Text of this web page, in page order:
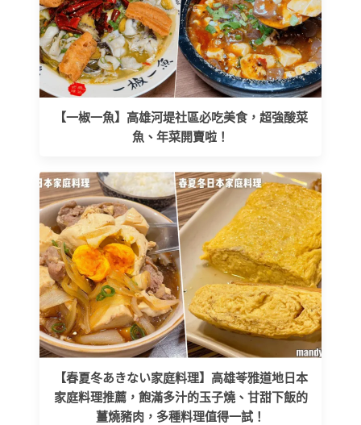
【一椒一魚】高雄河堤社區必吃美食，超強酸菜
魚、年菜開賣啦！
【春夏冬あきない家庭料理】高雄苓雅道地日本
家庭料理推薦，飽滿多汁的玉子燒、甘甜下飯的
薑燒豬肉，多種料理值得一試！